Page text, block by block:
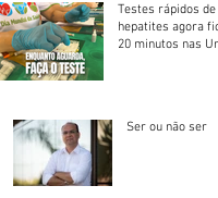
Testes rápidos
hepatites agora
20 minutos nas
Ser ou não ser